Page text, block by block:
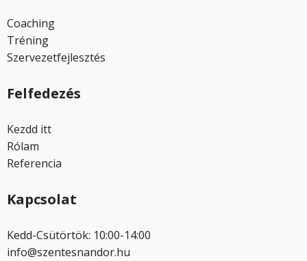
Coaching
Tréning
Szervezetfejlesztés
Felfedezés
Kezdd itt
Rólam
Referencia
Kapcsolat
Kedd-Csütörtök: 10:00-14:00
info@szentesnandor.hu